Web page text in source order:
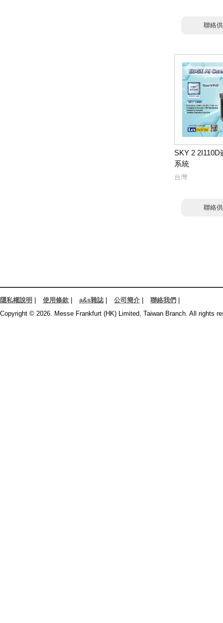
聯絡
SKY 2
系統
台灣
聯絡
隱私權說明 使用條款 a&s雜誌| 公司簡介 聯絡我們
Copyright © 2026. Messe Frankfurt (HK) Limited, Taiwan Branch. All rights